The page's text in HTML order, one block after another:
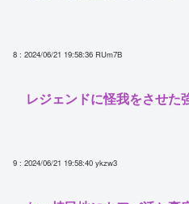
8 : 2024/06/21 19:58:36 RUm7B
レジェンドに怪我をさせた
9 : 2024/06/21 19:58:40 ykzw3